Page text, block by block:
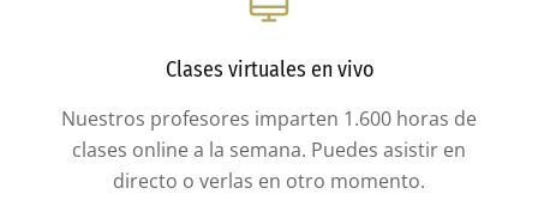
Clases virtuales en vivo
Nuestros profesores imparten 1.600 horas de
clases online a la semana. Puedes asistir en
directo o verlas en otro momento.